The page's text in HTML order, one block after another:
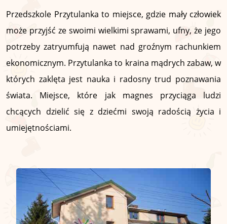
Przedszkole Przytulanka to miejsce, gdzie mały człowiek
może przyjść ze swoimi wielkimi sprawami, ufny, że jego
potrzeby zatryumfują nawet nad groźnym rachunkiem
ekonomicznym. Przytulanka to kraina mądrych zabaw, w
których zaklęta jest nauka i radosny trud poznawania
świata. Miejsce, które jak magnes przyciąga ludzi
chcących dzielić się z dziećmi swoją radością życia i
umiejętnościami.